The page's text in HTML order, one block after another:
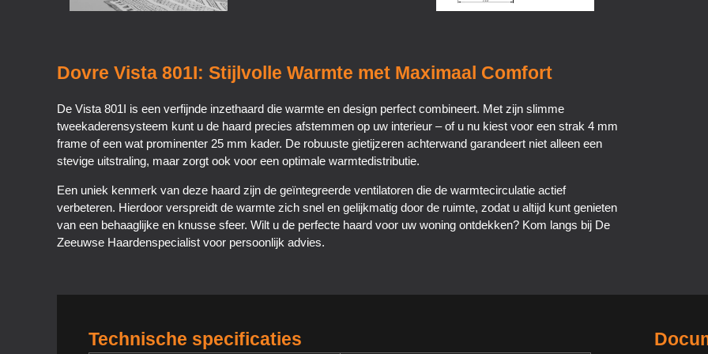
Dovre Vista 801I: Stijlvolle Warmte met Maximaal Comfort
De Vista 801I is een verfijnde inzethaard die warmte en design perfect combineert. Met zijn slimme
tweekaderensysteem kunt u de haard precies afstemmen op uw interieur – of u nu kiest voor een strak 4 mm
frame of een wat prominenter 25 mm kader. De robuuste gietijzeren achterwand garandeert niet alleen een
stevige uitstraling, maar zorgt ook voor een optimale warmtedistributie.
Een uniek kenmerk van deze haard zijn de geïntegreerde ventilatoren die de warmtecirculatie actief
verbeteren. Hierdoor verspreidt de warmte zich snel en gelijkmatig door de ruimte, zodat u altijd kunt genieten
van een behaaglijke en knusse sfeer. Wilt u de perfecte haard voor uw woning ontdekken? Kom langs bij De
Zeeuwse Haardenspecialist voor persoonlijk advies.
Technische specificaties